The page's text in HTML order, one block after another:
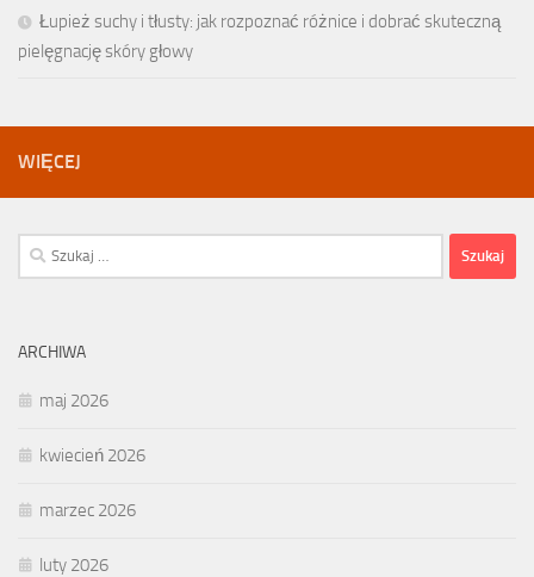
Łupież suchy i tłusty: jak rozpoznać różnice i dobrać skuteczną
pielęgnację skóry głowy
WIĘCEJ
Szukaj:
ARCHIWA
maj 2026
kwiecień 2026
marzec 2026
luty 2026